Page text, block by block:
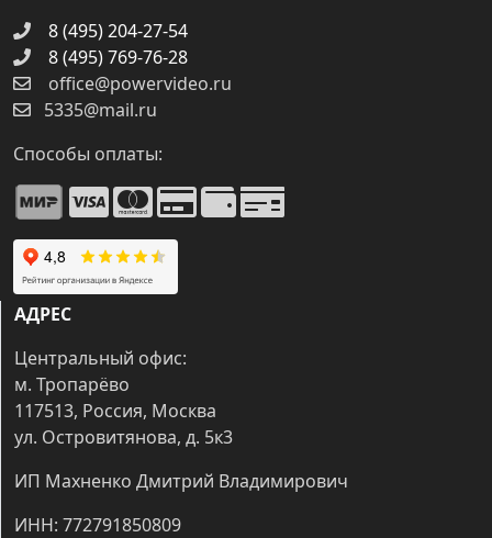
8 (495) 204-27-54
8 (495) 769-76-28
office@powervideo.ru
5335@mail.ru
Способы оплаты:
АДРЕС
Центральный офис:
м. Тропарёво
117513, Россия, Москва
ул. Островитянова, д. 5к3
ИП Махненко Дмитрий Владимирович
ИНН: 772791850809